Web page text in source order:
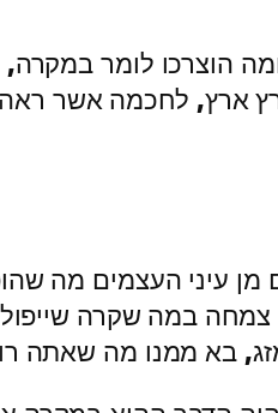
הוצרכו לומר
ארץ, לחכמה אשר
עיני העצמים מה
במה שקרה
בא ממנו מה שאתה